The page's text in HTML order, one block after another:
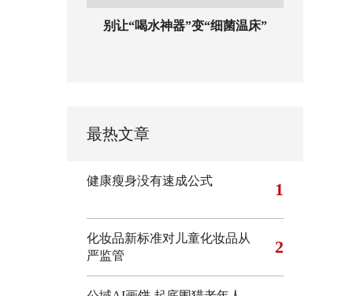
别让“喝水神器”变“细菌温床”
最热文章
健康瘦身没有速成公式 1
化妆品新标准对儿童化妆品从
严监管
2